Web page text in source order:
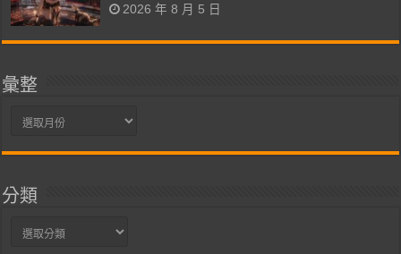
2026 年 8 月 5 日
彙整
彙
分類
分